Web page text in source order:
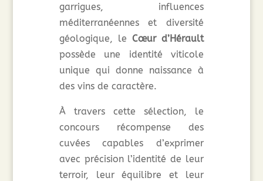
garrigues, influences
méditerranéennes et diversité
géologique, leCœur d’Hérault
possède une identité viticole
unique qui donne naissance à
des vins de caractère.
À travers cette sélection, le
concours récompense des
cuvées capables d’exprimer
avec précision l’identité de leur
terroir, leur équilibre et leur